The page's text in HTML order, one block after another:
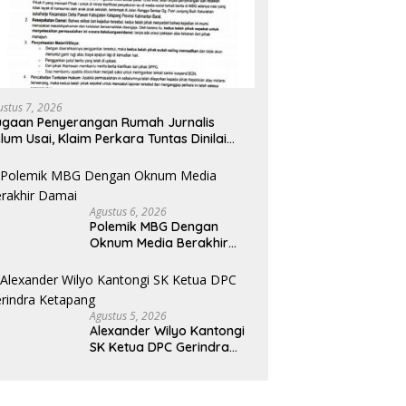
7, 2026
Penyerangan Rumah Jurnalis
Usai, Klaim Perkara Tuntas Dinilai
Agustus 6, 2026
Polemik MBG Dengan
Oknum Media Berakhir
Agustus 5, 2026
Alexander Wilyo Kantongi
SK Ketua DPC Gerindra